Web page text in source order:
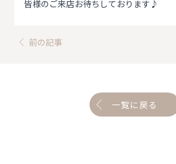
皆様のご来店お待ちしております♪
前の記事
一覧に戻る